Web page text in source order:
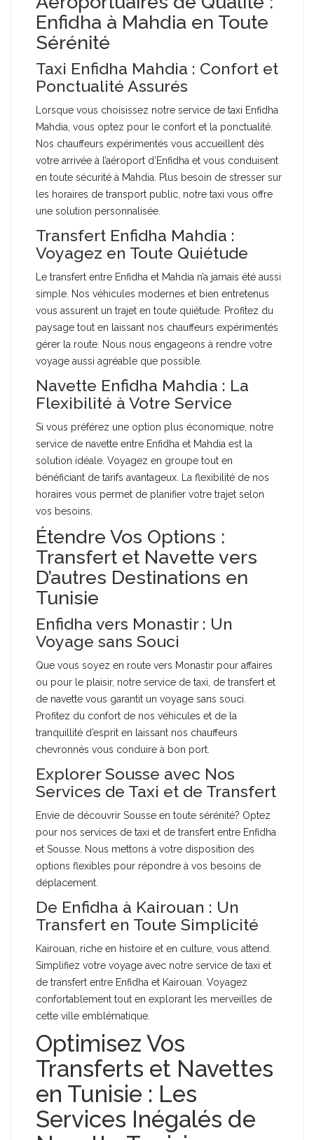
Enfidha à Mahdia en Toute
Sérénité
Taxi Enfidha Mahdia : Confort et
Ponctualité Assurés
Lorsque vous choisissez notre service de taxi Enfidha
Mahdia, vous optez pour le confort et la ponctualité.
Nos chauffeurs expérimentés vous accueillent dès
votre arrivée à l’aéroport d’Enfidha et vous conduisent
en toute sécurité à Mahdia. Plus besoin de stresser sur
les horaires de transport public, notre taxi vous offre
une solution personnalisée.
Transfert Enfidha Mahdia :
Voyagez en Toute Quiétude
Le transfert entre Enfidha et Mahdia n’a jamais été aussi
simple. Nos véhicules modernes et bien entretenus
vous assurent un trajet en toute quiétude. Profitez du
paysage tout en laissant nos chauffeurs expérimentés
gérer la route. Nous nous engageons à rendre votre
voyage aussi agréable que possible.
Navette Enfidha Mahdia : La
Flexibilité à Votre Service
Si vous préférez une option plus économique, notre
service de navette entre Enfidha et Mahdia est la
solution idéale. Voyagez en groupe tout en
bénéficiant de tarifs avantageux. La flexibilité de nos
horaires vous permet de planifier votre trajet selon
vos besoins.
Étendre Vos Options :
Transfert et Navette vers
D’autres Destinations en
Tunisie
Enfidha vers Monastir : Un
Voyage sans Souci
Que vous soyez en route vers Monastir pour affaires
ou pour le plaisir, notre service de taxi, de transfert et
de navette vous garantit un voyage sans souci.
Profitez du confort de nos véhicules et de la
tranquillité d’esprit en laissant nos chauffeurs
chevronnés vous conduire à bon port.
Explorer Sousse avec Nos
Services de Taxi et de Transfert
Envie de découvrir Sousse en toute sérénité? Optez
pour nos services de taxi et de transfert entre Enfidha
et Sousse. Nous mettons à votre disposition des
options flexibles pour répondre à vos besoins de
déplacement.
De Enfidha à Kairouan : Un
Transfert en Toute Simplicité
Kairouan, riche en histoire et en culture, vous attend.
Simplifiez votre voyage avec notre service de taxi et
de transfert entre Enfidha et Kairouan. Voyagez
confortablement tout en explorant les merveilles de
cette ville emblématique.
Optimisez Vos
Transferts et Navettes
en Tunisie : Les
Services Inégalés de